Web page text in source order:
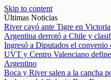
Skip to content
Últimas Noticias
River cayó ante Tigre en
Argentina derrotó a Chile y
Ingresó a Diputados el
UVT y Centro Valenciano
Argentino
Boca y River salen a la cancha